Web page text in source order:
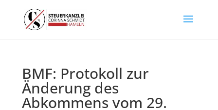
BMF: Protokoll zur
Änderung des
Abkommens vom 29.